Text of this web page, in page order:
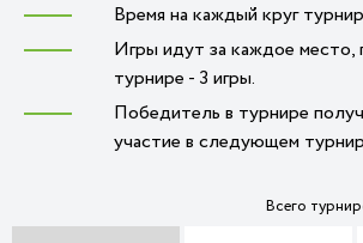
Время на каждый круг
Игры идут за каждое место,
турнире - 3 игры.
Победитель в турнире
участие в следующем
Всего